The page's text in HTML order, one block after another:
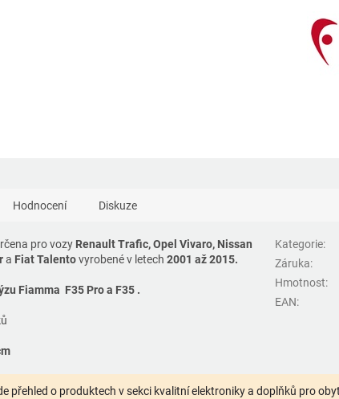
Hodnocení Diskuze
pro vozy Renault Trafic, Opel Vivaro, Nissan
a Fiat Talentovyrobené v letech 2001 až 2015.
Fiamma F35 Pro a F35 .
Kategorie:
Záruka:
Hmotnost:
EAN:
přehled o produktech v sekci kvalitní elektroniky a doplňků pro